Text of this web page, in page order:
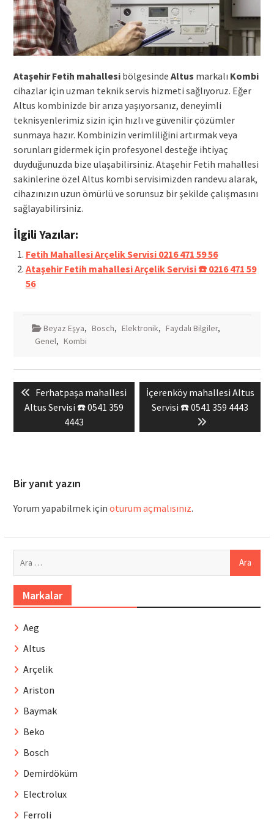
Ataşehir Fetih mahallesibölgesinde Altus markalı Kombi
cihazlar için uzman teknik servis hizmeti sağlıyoruz. Eğer
Altus kombinizde bir arıza yaşıyorsanız, deneyimli
teknisyenlerimiz sizin için hızlı ve güvenilir çözümler
sunmaya hazır. Kombinizin verimliliğini artırmak veya
sorunları gidermek için profesyonel desteğe ihtiyaç
duyduğunuzda bize ulaşabilirsiniz. Ataşehir Fetih mahallesi
sakinlerine özel Altus kombi servisimizden randevu alarak,
cihazınızın uzun ömürlü ve sorunsuz bir şekilde çalışmasını
sağlayabilirsiniz.
İlgili Yazılar:
Fetih Mahallesi Arçelik Servisi 0216 471 59 56
Ataşehir Fetih mahallesi Arçelik Servisi ☎️ 0216 471 59
56
Beyaz Eşya, Bosch, Elektronik, Faydalı Bilgiler,
Genel, Kombi
gezinmesi
Previous
post:
Ferhatpaşa mahallesi
Altus Servisi ☎️ 0541 359
4443
Next
post:
İçerenköy mahallesi Altus
Servisi ☎️ 0541 359 4443
Bir yanıt yazın
Yorum yapabilmek için oturum açmalısınız.
Markalar
Aeg
Altus
Arçelik
Ariston
Baymak
Beko
Bosch
Demirdöküm
Electrolux
Ferroli